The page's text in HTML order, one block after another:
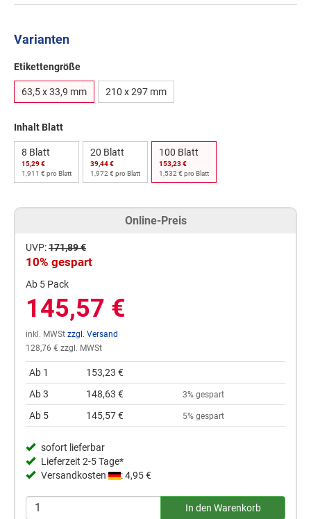
Varianten
Etikettengröße
63,5 x 33,9 mm 210 x 297 mm
Inhalt Blatt
8 Blatt
15,29 €
1,911 € pro Blatt
20 Blatt
39,44 €
1,972 € pro Blatt
100 Blatt
153,23 €
1,532 € pro Blatt
Online-Preis
UVP:171,89 €
10% gespart
Ab 5 Pack
145,57 €
inkl. MWSt zzgl. Versand
128,76 € zzgl. MWSt
Ab 1
153,23 €
Ab 3
148,63 € 3% gespart
Ab 5 145,57 € 5% gespart
sofort lieferbar
Lieferzeit 2-5 Tage*
Versandkosten
: 4,95 €